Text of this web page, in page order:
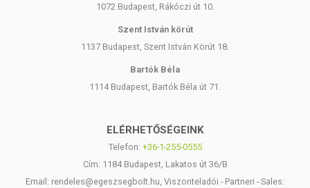
1072 Budapest, Rákóczi út 10.
Szent István körút
1137 Budapest, Szent István Körút 18.
Bartók Béla
1114 Budapest, Bartók Béla út 71.
ELÉRHETŐSÉGEINK
Telefon: +36-1-255-0555
Cím: 1184 Budapest, Lakatos út 36/B
Email: rendeles@egeszsegbolt.hu, Viszonteladói - Partneri - Sales: